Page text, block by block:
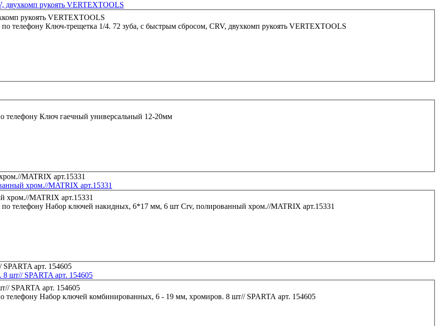
двухкомп рукоять VERTEXTOOLS
по телефону Ключ-трещетка 1/4. 72 зуба, с быстрым сбросом, CRV, двухкомп рукоять VERTEXTOOLS
телефону
Ключ гаечный универсальный 12-20мм
хром.//MATRIX арт.15331
по телефону
Набор ключей накидных, 6*17 мм, 6 шт Crv, полированный хром.//MATRIX арт.15331
шт// SPARTA арт. 154605
телефону Набор ключей комбинированных, 6 - 19 мм, хромиров. 8 шт// SPARTA арт. 154605